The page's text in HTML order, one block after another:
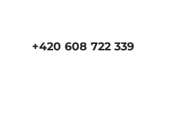
+420 608 722 339